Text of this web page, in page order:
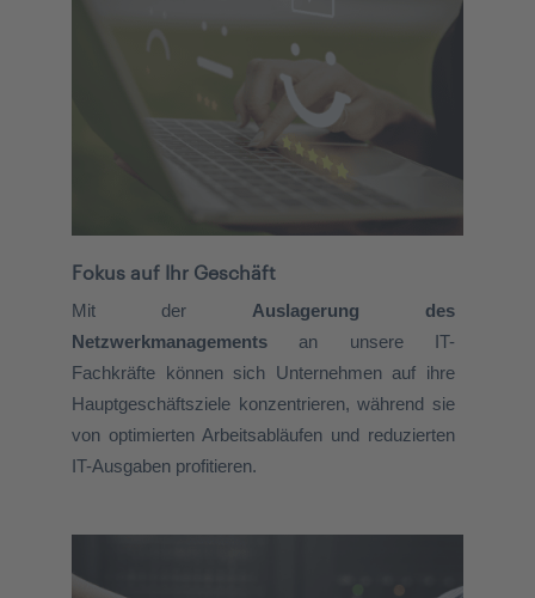
Fokus auf Ihr Geschäft
Mit der Auslagerung des
Netzwerkmanagements an unsere IT-
Fachkräfte können sich Unternehmen auf ihre
Hauptgeschäftsziele konzentrieren, während sie
von optimierten Arbeitsabläufen und reduzierten
IT-Ausgaben profitieren.